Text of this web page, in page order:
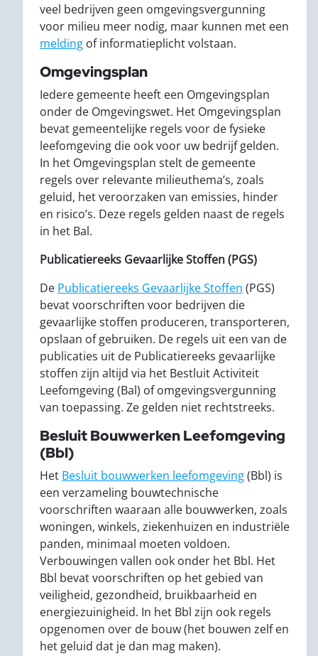
veel bedrijven geen omgevingsvergunning
voor milieu meer nodig, maar kunnen met een
melding of informatieplicht volstaan.
Omgevingsplan
Iedere gemeente heeft een Omgevingsplan
onder de Omgevingswet. Het Omgevingsplan
bevat gemeentelijke regels voor de fysieke
leefomgeving die ook voor uw bedrijf gelden.
In het Omgevingsplan stelt de gemeente
regels over relevante milieuthema’s, zoals
geluid, het veroorzaken van emissies, hinder
en risico’s. Deze regels gelden naast de regels
in het Bal.
Publicatiereeks Gevaarlijke Stoffen (PGS)
De Publicatiereeks Gevaarlijke Stoffen (PGS)
bevat voorschriften voor bedrijven die
gevaarlijke stoffen produceren, transporteren,
opslaan of gebruiken. De regels uit een van de
publicaties uit de Publicatiereeks gevaarlijke
stoffen zijn altijd via het Bestluit Activiteit
Leefomgeving (Bal) of omgevingsvergunning
van toepassing. Ze gelden niet rechtstreeks.
Besluit Bouwwerken Leefomgeving
(Bbl)
Het Besluit bouwwerken leefomgeving(Bbl) is
een verzameling bouwtechnische
voorschriften waaraan alle bouwwerken, zoals
woningen, winkels, ziekenhuizen en industriële
panden, minimaal moeten voldoen.
Verbouwingen vallen ook onder het Bbl. Het
Bbl bevat voorschriften op het gebied van
veiligheid, gezondheid, bruikbaarheid en
energiezuinigheid. In het Bbl zijn ook regels
opgenomen over de bouw (het bouwen zelf en
het geluid dat je dan mag maken).